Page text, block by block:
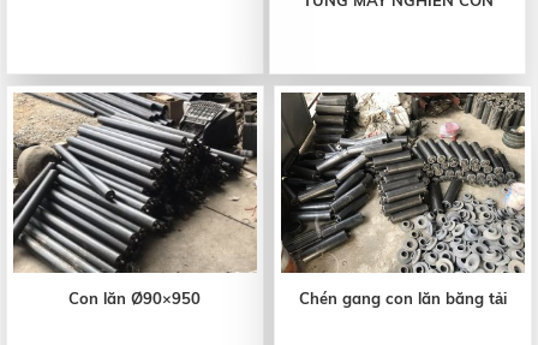
Con lăn Ø90×950 Chén gang con lăn băng tải